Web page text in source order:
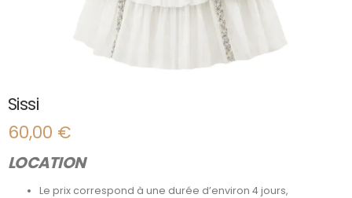
Sissi
60,00 €
LOCATION
Le prix correspond à une durée d’environ 4 jours,